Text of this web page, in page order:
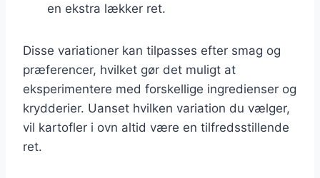
en ekstra lækker ret.
Disse variationer kan tilpasses efter smag og
præferencer, hvilket gør det muligt at
eksperimentere med forskellige ingredienser og
krydderier. Uanset hvilken variation du vælger,
vil kartofler i ovn altid være en tilfredsstillende
ret.